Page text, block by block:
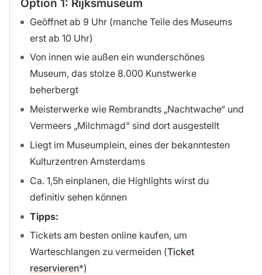
Geöffnet ab 9 Uhr (manche Teile des Museums
erst ab 10 Uhr)
Von innen wie außen ein wunderschönes
Museum, das stolze 8.000 Kunstwerke
beherbergt
Meisterwerke wie Rembrandts „Nachtwache“ und
Vermeers „Milchmagd“ sind dort ausgestellt
Liegt im Museumplein, eines der bekanntesten
Kulturzentren Amsterdams
Ca. 1,5h einplanen, die Highlights wirst du
definitiv sehen können
Tipps:
Tickets am besten online kaufen, um
Warteschlangen zu vermeiden (Ticket
reservieren )